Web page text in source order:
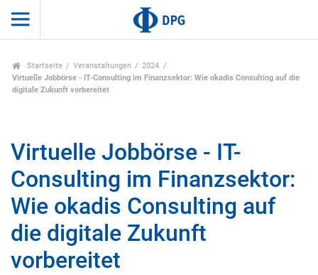
Startseite Veranstaltungen
2024
Virtuelle Jobbörse - IT-Consulting im Finanzsektor: Wie okadis Consulting auf die
digitale Zukunft vorbereitet
Virtuelle Jobbörse - IT-
Consulting im Finanzsektor:
Wie okadis Consulting auf
die digitale Zukunft
vorbereitet